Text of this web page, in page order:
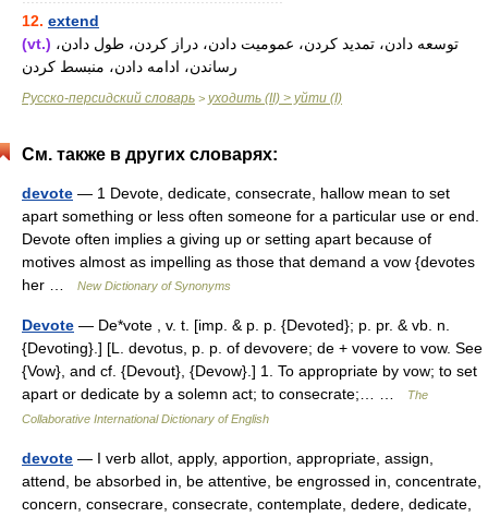
12. extend
(vt.)
رساندن، ادامه دادن، منبسط کردن
Русско-персидский словарь > уходить (II) > уйти (I)
См. также в других словарях:
devote — 1 Devote, dedicate, consecrate, hallow mean to set
apart something or less often someone for a particular use or end.
Devote often implies a giving up or setting apart because of
motives almost as impelling as those that demand a vow {devotes
her …
New Dictionary of Synonyms
Devote — De*vote , v. t. [imp. & p. p. {Devoted}; p. pr. & vb. n.
{Devoting}.] [L. devotus, p. p. of devovere; de + vovere to vow. See
{Vow}, and cf. {Devout}, {Devow}.] 1. To appropriate by vow; to set
apart or dedicate by a solemn act; to consecrate;… …
The
Collaborative International Dictionary of English
devote — I verb allot, apply, apportion, appropriate, assign,
attend, be absorbed in, be attentive, be engrossed in, concentrate,
concern, consecrare, consecrate, contemplate, dedere, dedicate,